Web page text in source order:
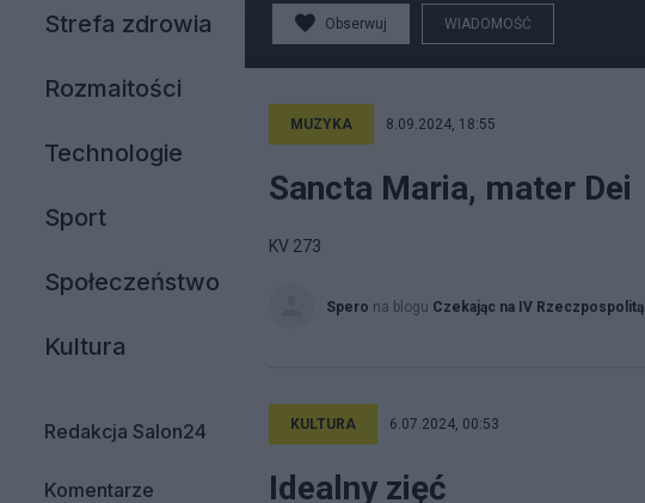
Strefa zdrowia
Rozmaitości
Technologie
Sport
Społeczeństwo
Kultura
Redakcja Salon24
Komentarze
Obserwuj WIADOMOŚĆ
MUZYKA 8.09.2024, 18:55
Sancta Maria, mater Dei
KV 273
Spero na blogu Czekając na IV Rzeczpospolitą
KULTURA 6.07.2024, 00:53
Idealny zięć